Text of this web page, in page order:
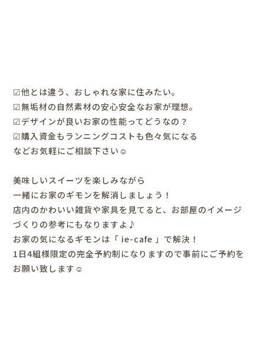
☑他とは違う、おしゃれな家に住みたい。
☑無垢材の自然素材の安心安全なお家が理想。
☑デザインが良いお家の性能ってどうなの？
☑購入資金もランニングコストも色々気になる
などお気軽にご相談下さい☺
美味しいスイーツを楽しみながら
一緒にお家のギモンを解消しましょう！
店内のかわいい雑貨や家具を見てると、お部屋のイメージ
づくりの参考にもなりますよ♪
お家の気になるギモンは「 ie-cafe 」で解決！
1日4組様限定の完全予約制になりますので事前にご予約を
お願い致します☺